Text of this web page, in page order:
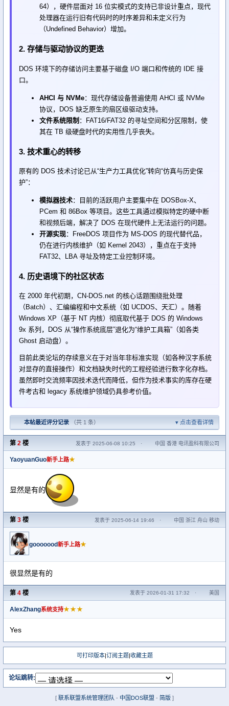
64），硬件层面对 16 位实模式的支持已非设计重点，现代
处理器在运行旧有代码时的时序差异和未定义行为
（Undefined Behavior）增加。
2. 存储与驱动协议的更迭
DOS 环境下的存储访问主要基于磁盘 I/O 端口和传统的 IDE 接
口。
AHCI 与 NVMe：现代存储设备普遍使用 AHCI 或 NVMe
协议，DOS 缺乏原生的扇区级驱动支持。
文件系统限制 ：FAT16/FAT32 的寻址空间和分区限制，使
其在 TB 级硬盘时代的实用性几乎丧失。
3. 技术重心的转移
原有的 DOS 技术讨论已从“生产力工具优化”转向“仿真与历史保
护”：
模拟器技术：目前的活跃用户主要集中在 DOSBox-X、
PCem 和 86Box 等项目。这些工具通过模拟特定的硬中断
和视频后端，解决了 DOS 在现代硬件上无法运行的问题。
开源实现：FreeDOS 项目作为 MS-DOS 的现代替代品，
仍在进行内核维护（如 Kernel 2043），重点在于支持
FAT32、LBA 寻址及特定工业控制环境。
4. 历史语境下的社区状态
在 2000 年代初期，CN-DOS.net 的核心话题围绕批处理
（Batch）、汇编编程和中文系统（如 UCDOS、天汇）。随着
Windows XP（基于 NT 内核）彻底取代基于 DOS 的 Windows
9x 系列，DOS 从“操作系统底层”退化为“维护工具箱”（如各类
Ghost 启动盘）。
目前此类论坛的存续意义在于对当年非标准实现（如各种汉字系统
对显存的直接操作）和文档缺失时代的工程经验进行数字化存档。
虽然即时交流频率因技术迭代而降低，但作为技术事实的库存在硬
件考古和 legacy 系统维护领域仍具参考价值。
本帖最近评分记录 （共 1 条） 点击查看详情
第 2 楼 发表于 2025-06-08 10:25 · 中国 香港 电讯盈科有限公司
YaoyuanGuo新手上路★
显然是有的
第 3 楼 发表于 2025-06-14 19:46 · 中国 浙江 舟山 移动
gooooood新手上路★
很显然是有的
第 4 楼 发表于 2026-01-31 17:32 · 美国
AlexZhang系统支持★★★
Yes
可打印版本|订阅主题|收藏主题
论坛跳转:
[ 联系联盟系统管理团队 - 中国DOS联盟 - 简版 ]